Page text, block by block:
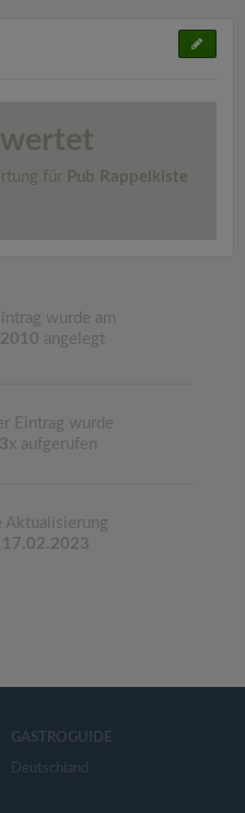
für Pub Rappelkiste
wurde am
angelegt
Eintrag wurde
x aufgerufen
Aktualisierung
17.02.2023
GASTROGUIDE
Deutschland